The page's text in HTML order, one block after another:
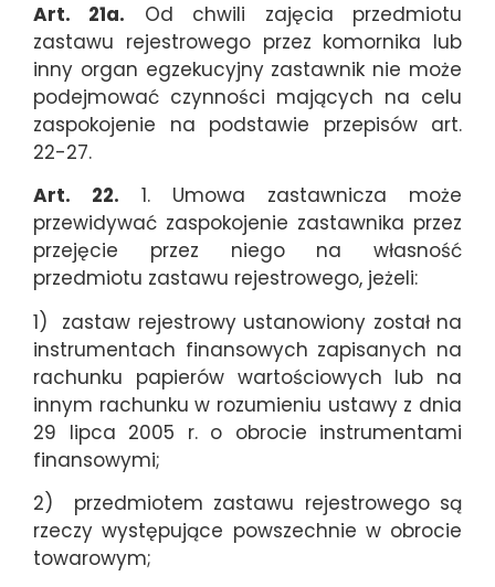
Art. 21a. Od chwili zajęcia przedmiotu
zastawu rejestrowego przez komornika lub
inny organ egzekucyjny zastawnik nie może
podejmować czynności mających na celu
zaspokojenie na podstawie przepisów art.
22-27.
Art. 22. 1. Umowa zastawnicza może
przewidywać zaspokojenie zastawnika przez
przejęcie przez niego na własność
przedmiotu zastawu rejestrowego, jeżeli:
1) zastaw rejestrowy ustanowiony został na
instrumentach finansowych zapisanych na
rachunku papierów wartościowych lub na
innym rachunku w rozumieniu ustawy z dnia
29 lipca 2005 r. o obrocie instrumentami
finansowymi;
2) przedmiotem zastawu rejestrowego są
rzeczy występujące powszechnie w obrocie
towarowym;